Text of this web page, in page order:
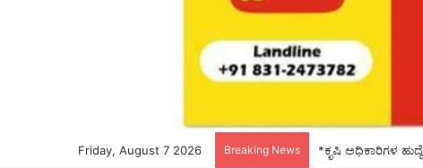
Friday, August 7 2026 Breaking News *ಕೃಷಿ ಅಧಿಕಾರಿಗಳ